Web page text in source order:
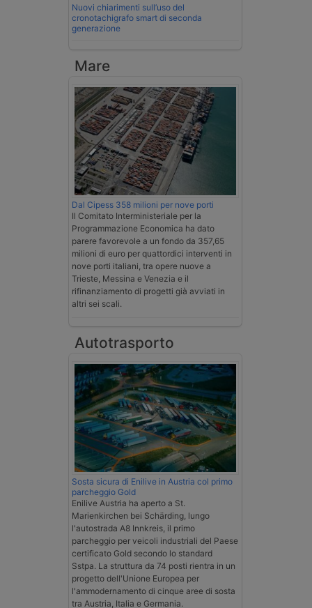
Nuovi chiarimenti sull’uso del
cronotachigrafo smart di seconda
generazione
Mare
Dal Cipess 358 milioni per nove porti
Il Comitato Interministeriale per la
Programmazione Economica ha dato
parere favorevole a un fondo da 357,65
milioni di euro per quattordici interventi in
nove porti italiani, tra opere nuove a
Trieste, Messina e Venezia e il
rifinanziamento di progetti già avviati in
altri sei scali.
Autotrasporto
Sosta sicura di Enilive in Austria col primo
parcheggio Gold
Enilive Austria ha aperto a St.
Marienkirchen bei Schärding, lungo
l'autostrada A8 Innkreis, il primo
parcheggio per veicoli industriali del Paese
certificato Gold secondo lo standard
Sstpa. La struttura da 74 posti rientra in un
progetto dell'Unione Europea per
l'ammodernamento di cinque aree di sosta
tra Austria, Italia e Germania.